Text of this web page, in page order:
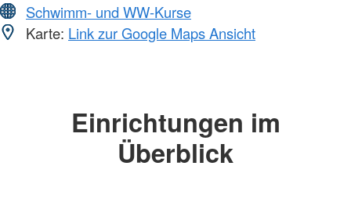
Schwimm- und WW-Kurse
Karte: Link zur Google Maps Ansicht
Einrichtungen im
Überblick